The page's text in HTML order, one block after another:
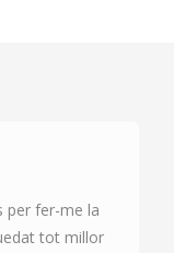
per fer-me la
tot millor